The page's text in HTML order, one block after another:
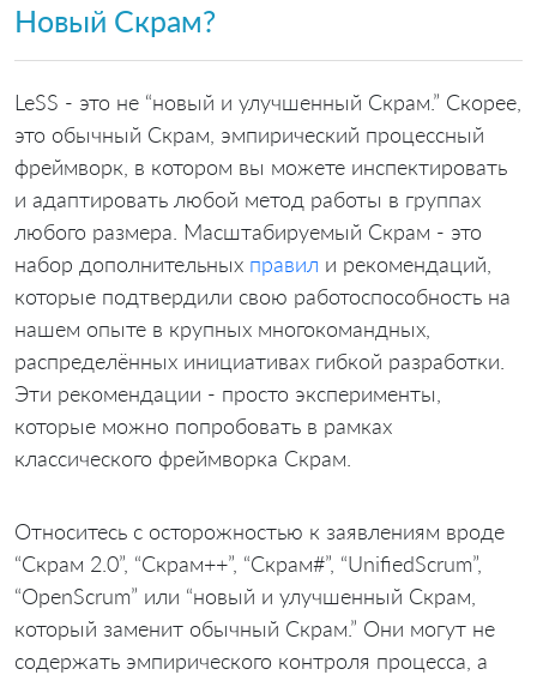
Новый Скрам?
LeSS - это не “новый и улучшенный Скрам.” Скорее,
это обычный Скрам, эмпирический процессный
фреймворк, в котором вы можете инспектировать
и адаптировать любой метод работы в группах
любого размера. Масштабируемый Скрам - это
набор дополнительных правил и рекомендаций,
которые подтвердили свою работоспособность на
нашем опыте в крупных многокомандных,
распределённых инициативах гибкой разработки.
Эти рекомендации - просто эксперименты,
которые можно попробовать в рамках
классического фреймворка Скрам.
Относитесь с осторожностью к заявлениям вроде
“Скрам 2.0”, “Скрам++”, “Скрам#”, “UnifiedScrum”,
“OpenScrum” или “новый и улучшенный Скрам,
который заменит обычный Скрам.” Они могут не
содержать эмпирического контроля процесса, а